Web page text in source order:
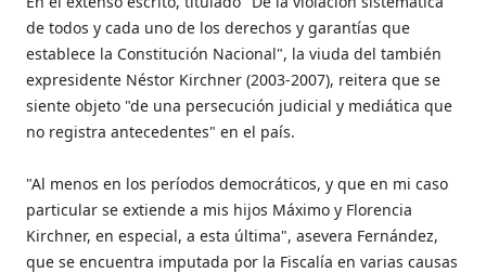
de todos y cada uno de los derechos y garantías que
establece la Constitución Nacional", la viuda del también
expresidente Néstor Kirchner (2003-2007), reitera que se
siente objeto "de una persecución judicial y mediática que
no registra antecedentes" en el país.
"Al menos en los períodos democráticos, y que en mi caso
particular se extiende a mis hijos Máximo y Florencia
Kirchner, en especial, a esta última", asevera Fernández,
que se encuentra imputada por la Fiscalía en varias causas